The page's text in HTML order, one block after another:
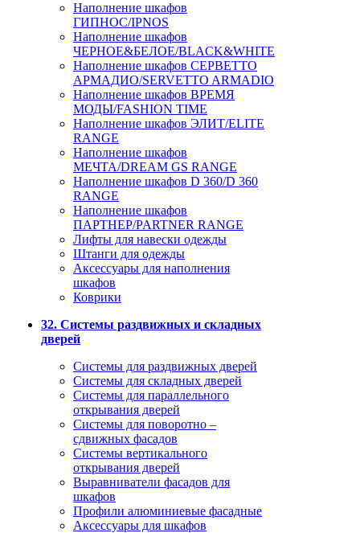
Наполнение шкафов
ГИПНОС/IPNOS
Наполнение шкафов
ЧЕРНОЕ&БЕЛОЕ/BLACK&WHITE
Наполнение шкафов СЕРВЕТТО
АРМАДИО/SERVETTO ARMADIO
Наполнение шкафов ВРЕМЯ
МОДЫ/FASHION TIME
Наполнение шкафов ЭЛИТ/ELITE
RANGE
Наполнение шкафов
МЕЧТА/DREAM GS RANGE
Наполнение шкафов D 360/D 360
RANGE
Наполнение шкафов
ПАРТНЕР/PARTNER RANGE
Лифты для навески одежды
Штанги для одежды
Аксессуары для наполнения
шкафов
Коврики
32. Системы раздвижных и складных
дверей
Системы для раздвижных дверей
Системы для складных дверей
Системы для параллельного
открывания дверей
Системы для поворотно –
сдвижных фасадов
Системы вертикального
открывания дверей
Выравниватели фасадов для
шкафов
Профили алюминиевые фасадные
Аксессуары для шкафов